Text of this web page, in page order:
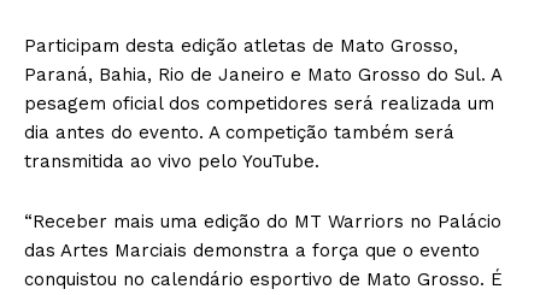
Participam desta edição atletas de Mato Grosso,
Paraná, Bahia, Rio de Janeiro e Mato Grosso do Sul. A
pesagem oficial dos competidores será realizada um
dia antes do evento. A competição também será
transmitida ao vivo pelo YouTube.
“Receber mais uma edição do MT Warriors no Palácio
das Artes Marciais demonstra a força que o evento
conquistou no calendário esportivo de Mato Grosso. É